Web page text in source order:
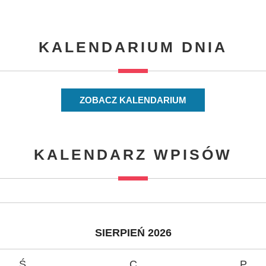
KALENDARIUM DNIA
ZOBACZ KALENDARIUM
KALENDARZ WPISÓW
SIERPIEŃ 2026